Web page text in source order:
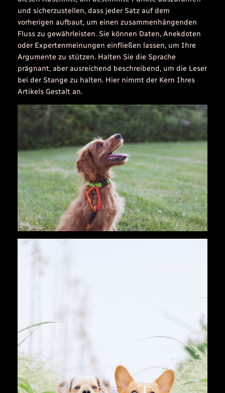
und sicherzustellen, dass jeder Satz auf dem
vorherigen aufbaut, um einen zusammenhängenden
Fluss zu gewährleisten. Sie können Daten, Anekdoten
oder Expertenmeinungen einfließen lassen, um Ihre
Argumente zu stützen. Halten Sie die Sprache
prägnant, aber ausreichend beschreibend, um die Leser
bei der Stange zu halten. Hier nimmt der Kern Ihres
Artikels Gestalt an.